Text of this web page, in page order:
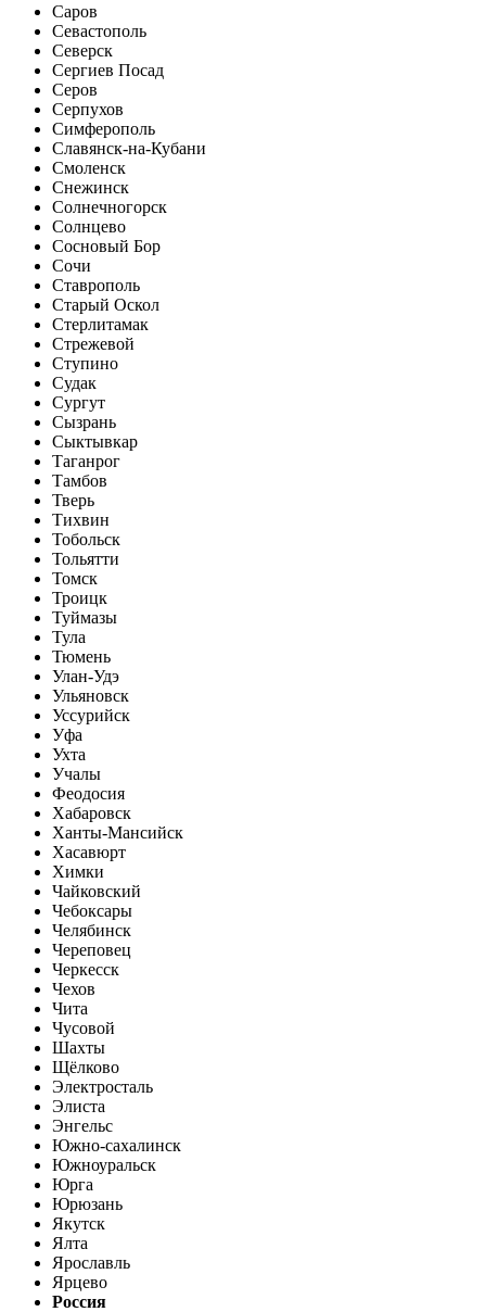
Саров
Севастополь
Северск
Сергиев Посад
Серов
Серпухов
Симферополь
Славянск-на-Кубани
Смоленск
Снежинск
Солнечногорск
Солнцево
Сосновый Бор
Сочи
Ставрополь
Старый Оскол
Стерлитамак
Стрежевой
Ступино
Судак
Сургут
Сызрань
Сыктывкар
Таганрог
Тамбов
Тверь
Тихвин
Тобольск
Тольятти
Томск
Троицк
Туймазы
Тула
Тюмень
Улан-Удэ
Ульяновск
Уссурийск
Уфа
Ухта
Учалы
Феодосия
Хабаровск
Ханты-Мансийск
Хасавюрт
Химки
Чайковский
Чебоксары
Челябинск
Череповец
Черкесск
Чехов
Чита
Чусовой
Шахты
Щёлково
Электросталь
Элиста
Энгельс
Южно-сахалинск
Южноуральск
Юрга
Юрюзань
Якутск
Ялта
Ярославль
Ярцево
Россия